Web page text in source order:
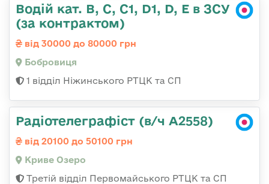
Водій кат. В, С, С1, D1, D, E в ЗСУ
(за контрактом)
від 30000 до 80000 грн
Бобровиця
1 відділ Ніжинського РТЦК та СП
Радіотелеграфіст (в/ч А2558)
від 20100 до 50100 грн
Криве Озеро
Третій відділ Первомайського РТЦК та СП